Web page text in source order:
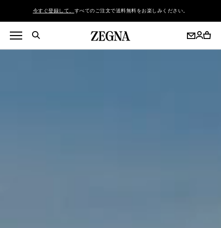
今すぐ登録して、 すべてのご注文で送料無料をお楽しみください。